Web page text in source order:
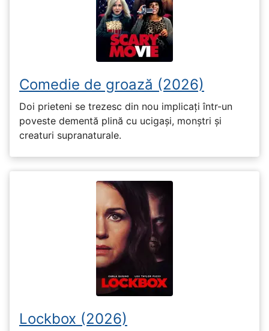
Comedie de groază (2026)
Doi prieteni se trezesc din nou implicați într-un
poveste dementă plină cu ucigași, monștri și
creaturi supranaturale.
Lockbox (2026)